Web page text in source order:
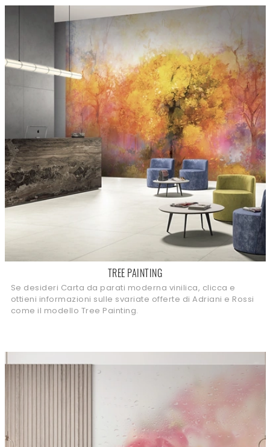
TREE PAINTING
Se desideri Carta da parati moderna vinilica, clicca e
ottieni informazioni sulle svariate offerte di Adriani e Rossi
come il modello Tree Painting.